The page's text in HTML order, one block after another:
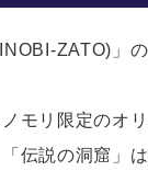
ZATO)」
モリ限定のオ
伝説の洞窟」